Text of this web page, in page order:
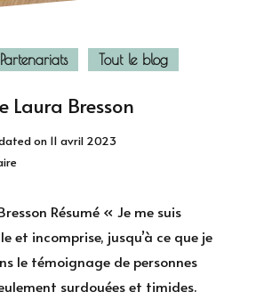
Partenariats Tout le blog
Laura Bresson
on 11 avril 2023
sur
Bresson
Résumé « Je me suis
et incomprise, jusqu’à ce que je
le témoignage de personnes
surdouées et timides.